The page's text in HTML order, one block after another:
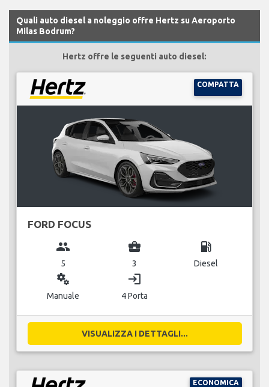
Quali auto diesel a noleggio offre Hertz su Aeroporto
Milas Bodrum?
Hertz offre le seguenti auto diesel:
COMPATTA
FORD FOCUS
group
5
business_center
3
local_gas_station
Diesel
miscellaneous_services
Manuale
login
4 Porta
VISUALIZZA I DETTAGLI...
ECONOMICA